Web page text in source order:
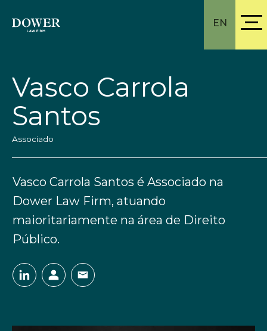
EN
Vasco Carrola
Santos
Associado
Vasco Carrola Santos é Associado na
Dower Law Firm, atuando
maioritariamente na área de Direito
Público.